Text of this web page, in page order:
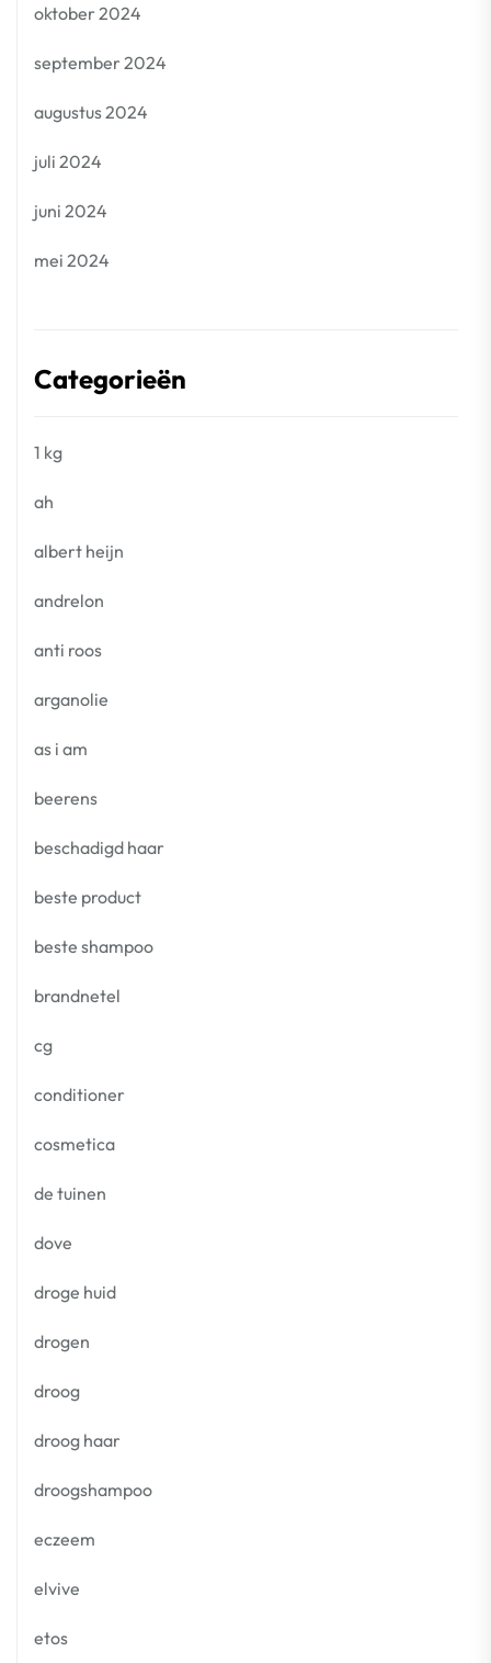
oktober 2024
september 2024
augustus 2024
juli 2024
juni 2024
mei 2024
Categorieën
1 kg
ah
albert heijn
andrelon
anti roos
arganolie
as i am
beerens
beschadigd haar
beste product
beste shampoo
brandnetel
cg
conditioner
cosmetica
de tuinen
dove
droge huid
drogen
droog
droog haar
droogshampoo
eczeem
elvive
etos